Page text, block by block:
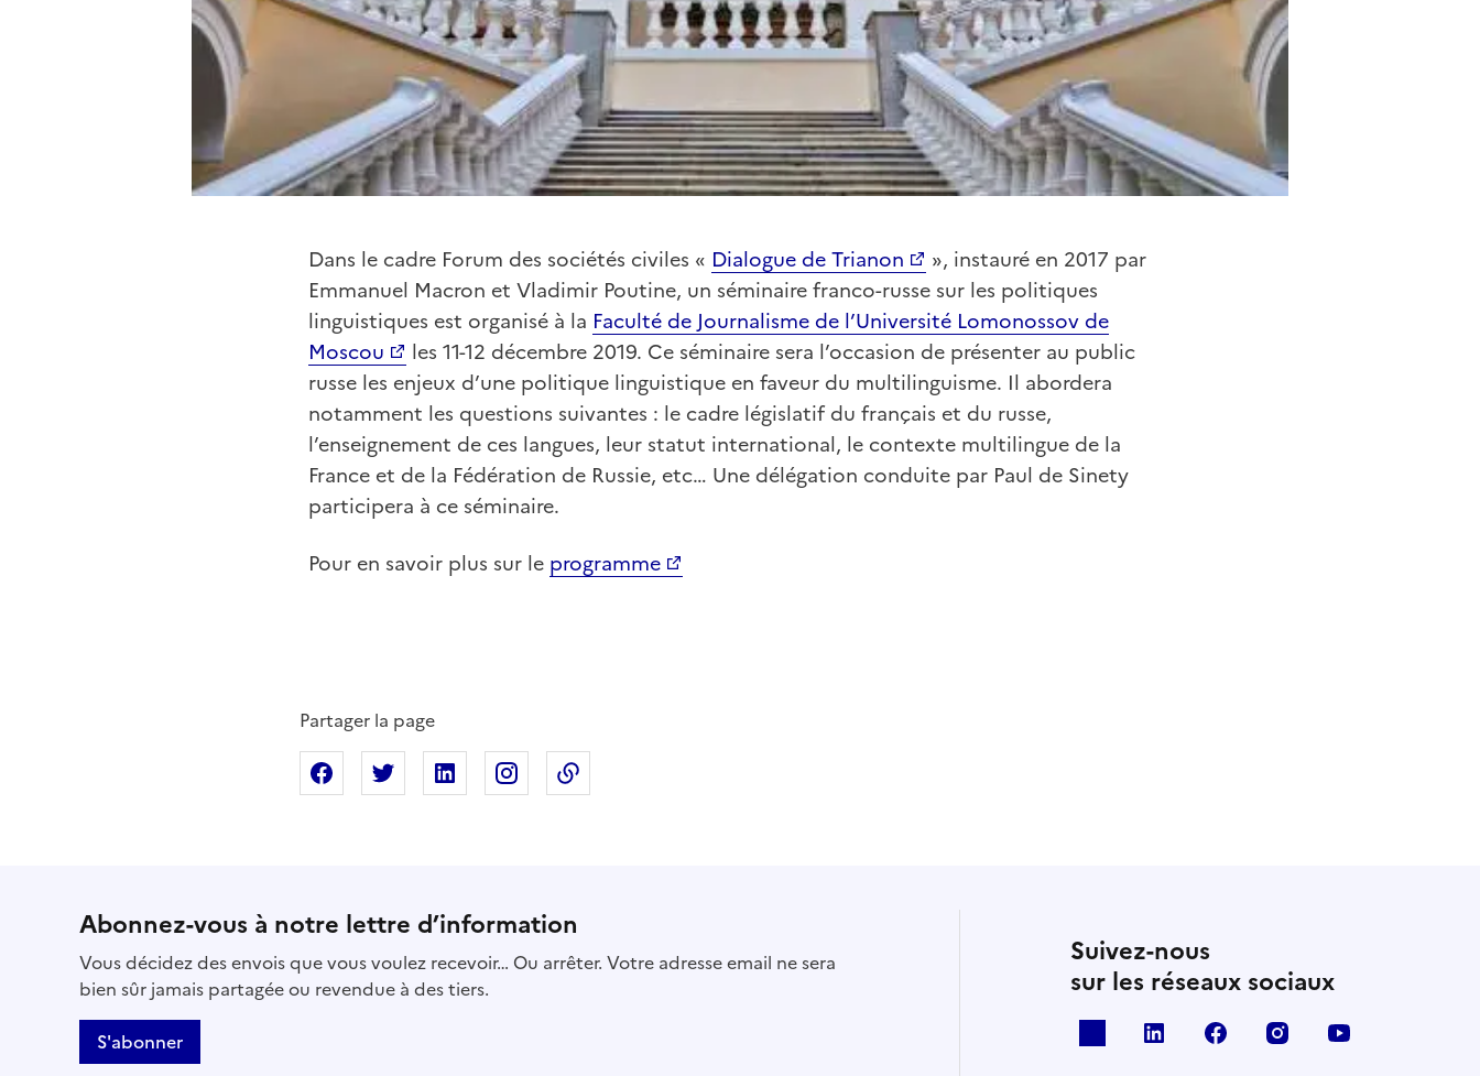
Dans le cadre Forum des sociétés civiles « Dialogue de Trianon
», instauré en 2017 par
Emmanuel Macron et Vladimir Poutine, un séminaire franco-russe sur les politiques
linguistiques est organisé à la Faculté de Journalisme de l’Université Lomonossov de
Moscou
les 11-12 décembre 2019. Ce séminaire sera l’occasion de présenter au public
russe les enjeux d’une politique linguistique en faveur du multilinguisme. Il abordera
notamment les questions suivantes : le cadre législatif du français et du russe,
l’enseignement de ces langues, leur statut international, le contexte multilingue de la
France et de la Fédération de Russie, etc… Une délégation conduite par Paul de Sinety
participera à ce séminaire.
Pour en savoir plus sur le programme
Partager la page
Partager sur Facebook
Partager sur XPartager sur Linkedin
Partager sur Instagram
Abonnez-vous à notre lettre d’information
Vous décidez des envois que vous voulez recevoir… Ou arrêter. Votre adresse email ne sera
bien sûr jamais partagée ou revendue à des tiers.
S'abonner
Suivez-nous
sur les réseaux sociaux
linkedin facebook instagram